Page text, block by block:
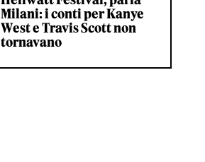
Milani: i conti per Kanye
West e Travis Scott non
tornavano